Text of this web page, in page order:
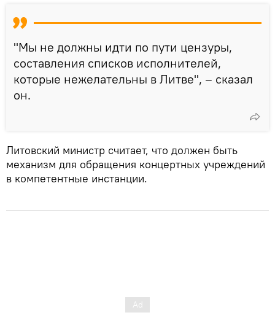
"Мы не должны идти по пути цензуры,
составления списков исполнителей,
которые нежелательны в Литве", – сказал
он.
Литовский министр считает, что должен быть
механизм для обращения концертных учреждений
в компетентные инстанции.